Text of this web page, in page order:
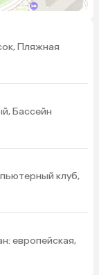
Пляжная
Бассейн
клуб,
европейская,